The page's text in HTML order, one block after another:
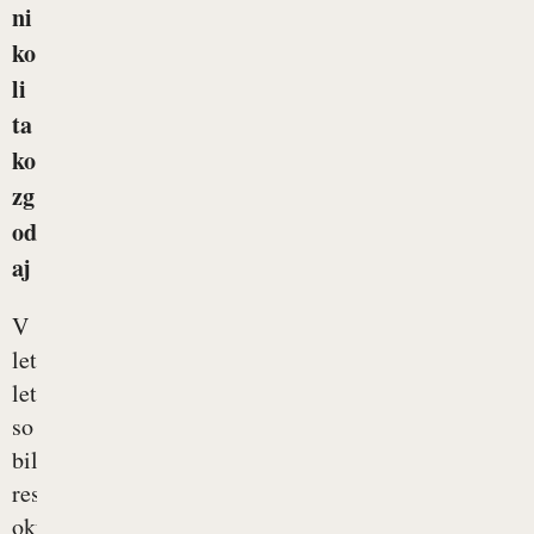
ni
ko
li
ta
ko
zg
od
aj
V
letošnjem
letu
so
bile
respiratorne
okužbe